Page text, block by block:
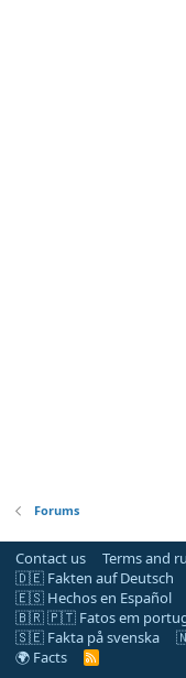
Forums
Contact us Terms and
🇩🇪 Fakten auf Deutsch
🇪🇸 Hechos en Español
🇧🇷 🇵🇹 Fatos em
🇸🇪 Fakta på svenska
🌍 Facts
R